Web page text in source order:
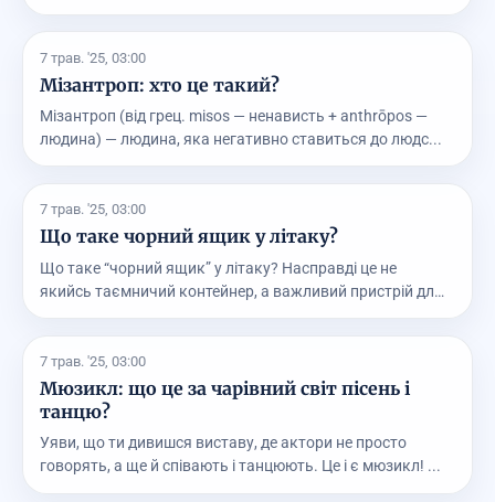
7 трав. '25, 03:00
Мізантроп: хто це такий?
Мізантроп (від грец. misos — ненависть + anthrōpos —
людина) — людина, яка негативно ставиться до людс...
7 трав. '25, 03:00
Що таке чорний ящик у літаку?
Що таке “чорний ящик” у літаку? Насправді це не
якийсь таємничий контейнер, а важливий пристрій для
7 трав. '25, 03:00
Мюзикл: що це за чарівний світ пісень і
танцю?
Уяви, що ти дивишся виставу, де актори не просто
говорять, а ще й співають і танцюють. Це і є мюзикл! ...